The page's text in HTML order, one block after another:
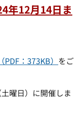
年12月14日ま
PDF：373KB） をご
曜日）に開催しま